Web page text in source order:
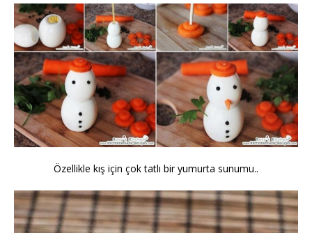
Özellikle kış için çok tatlı bir yumurta sunumu..